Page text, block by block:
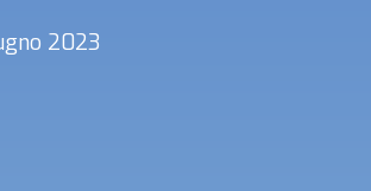
2023